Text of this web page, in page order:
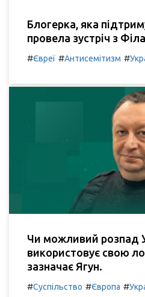
Блогерка, яка
провела зустріч з
#Євреї #Антисемітизм #
Чи можливий розпад
використовує свою
зазначає Ягун.
#Суспільство #Європа #